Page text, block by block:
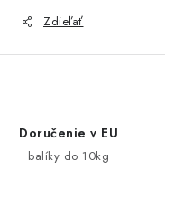
Zdieľať
Doručenie v EU
balíky do 10kg